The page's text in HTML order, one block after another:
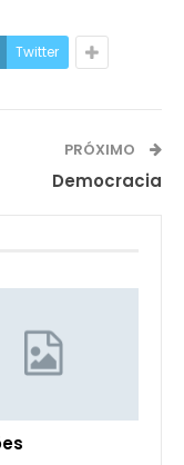
Twitter
PRÓXIMO
Democracia